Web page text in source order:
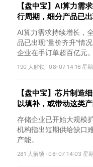
【盘中宝】AI算力需
行周期，细分产品已
AI算力需求持续增长，
品已出现“量价齐升”情
企业在手订单超百亿元。
190 人解锁 ·08-07 14:16 星
【盘中宝】芯片制造
以填补，或带动这类
存储企业已开始大规模
机构指出短期供给缺口
产能。
281 人解锁 ·08-07 14:03 星